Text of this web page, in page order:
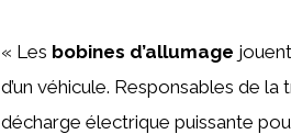
« Les bobines d’allumage
d’un véhicule. Responsables de
décharge électrique puissante